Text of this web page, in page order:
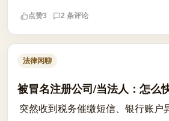
第1024条，民事主体享有名
点赞3 2 条评论
法律闲聊
被冒名注册公司/当法人：怎么
突然收到税务催缴短信、银行账户